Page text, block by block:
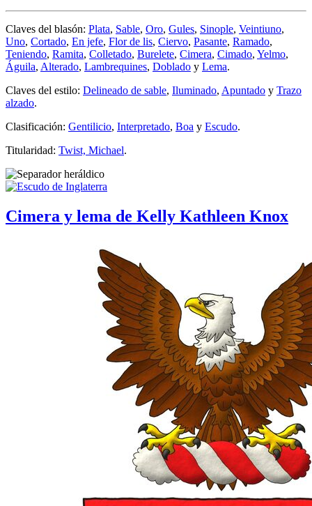
Claves del blasón: Plata, Sable, Oro, Gules, Sinople, Veintiuno,
Uno, Cortado, En jefe, Flor de lis, Ciervo, Pasante, Ramado,
Teniendo, Ramita, Colletado, Burelete, Cimera, Cimado, Yelmo,
Águila, Alterado, Lambrequines, Doblado y Lema.
Claves del estilo: Delineado de sable, Iluminado, Apuntado y Trazo
alzado.
Clasificación: Gentilicio, Interpretado, Boa y Escudo.
Titularidad: Twist, Michael.
Cimera y lema de Kelly Kathleen Knox